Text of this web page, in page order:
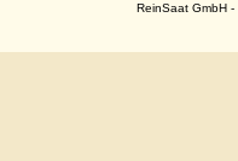
ReinSaat GmbH